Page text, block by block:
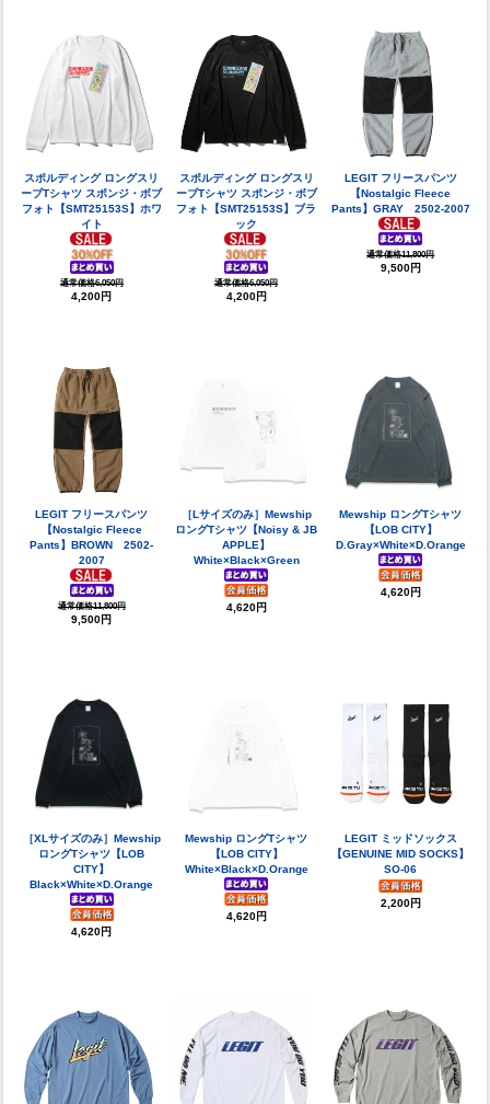
スポルディング ロングスリ
ーブTシャツ スポンジ・ボブ
フォト【SMT25153S】ホワ
イト
通常価格6,050円
4,200円
スポルディング ロングスリ
ーブTシャツ スポンジ・ボブ
フォト【SMT25153S】ブラ
ック
通常価格6,050円
4,200円
LEGIT フリースパンツ
【Nostalgic Fleece
Pants】GRAY 2502-2007
通常価格11,800円
9,500円
LEGIT フリースパンツ
【Nostalgic Fleece
Pants】BROWN 2502-
2007
通常価格11,800円
9,500円
［Lサイズのみ］Mewship
ロングTシャツ【Noisy & JB
APPLE】
White×Black×Green
4,620円
Mewship ロングTシャツ
【LOB CITY】
D.Gray×White×D.Orange
4,620円
［XLサイズのみ］Mewship
ロングTシャツ【LOB
CITY】
Black×White×D.Orange
4,620円
Mewship ロングTシャツ
【LOB CITY】
White×Black×D.Orange
4,620円
LEGIT ミッドソックス
【GENUINE MID SOCKS】
SO-06
2,200円